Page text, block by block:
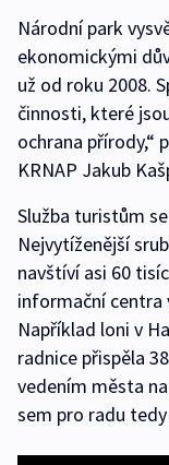
Národní park
ekonomickými
už od roku 2008.
činnosti, které
ochrana přírody,“
KRNAP Jakub
Služba turistům
Nejvytíženější
navštíví asi 60
informační centra
Například loni v
radnice přispěla
vedením města
sem pro radu